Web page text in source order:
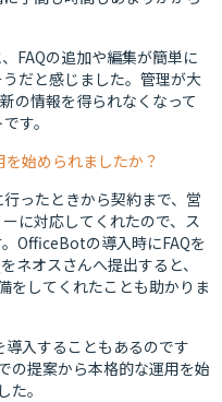
FAQの追加や編集が簡単に
だと感じました。管理が大
の情報を得られなくなって
す。
始められましたか？
ったときから契約まで、営
に対応してくれたので、ス
OfficeBotの導入時にFAQを
ネオスさんへ提出すると、
してくれたことも助かりま
入することもあるのです
提案から本格的な運用を始
。